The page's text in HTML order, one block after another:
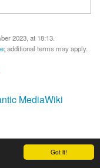
Got it!
2023, at 18:13.
; additional terms may apply.
MediaWiki